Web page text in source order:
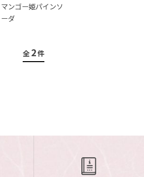
て
マンゴー姫パインソ
ーダ
全2件